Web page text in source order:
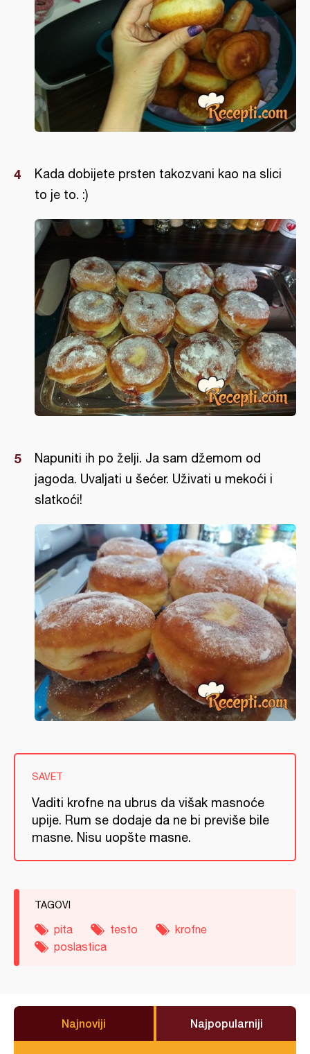
Kada dobijete prsten takozvani kao na slici
to je to. :)
Napuniti ih po želji. Ja sam džemom od
jagoda. Uvaljati u šećer. Uživati u mekoći i
slatkoći!
SAVET
Vaditi krofne na ubrus da višak masnoće
upije. Rum se dodaje da ne bi previše bile
masne. Nisu uopšte masne.
TAGOVI
pita testo
krofne
poslastica
Najnoviji Najpopularniji